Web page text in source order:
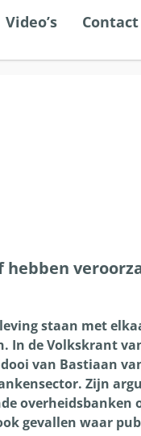
Video’s Contact
hebben
staan met
In de Volkskrant
van Bastiaan
Zijn
gevallen waar
zijn, gebruik de